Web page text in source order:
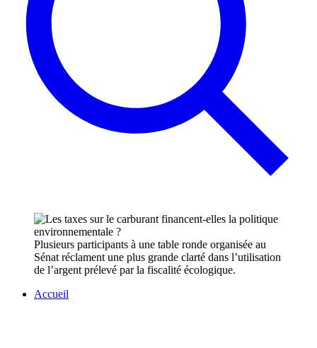
Plusieurs participants à une table ronde organisée au
Sénat réclament une plus grande clarté dans l’utilisation
de l’argent prélevé par la fiscalité écologique.
Accueil